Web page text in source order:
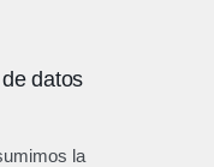
datos
la